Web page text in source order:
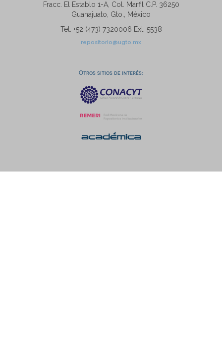
Fracc. El Establo 1-A, Col. Marfil C.P. 36250
Guanajuato, Gto., México
Tel: +52 (473) 7320006 Ext. 5538
repositorio@ugto.mx
Otros sitios de interés: